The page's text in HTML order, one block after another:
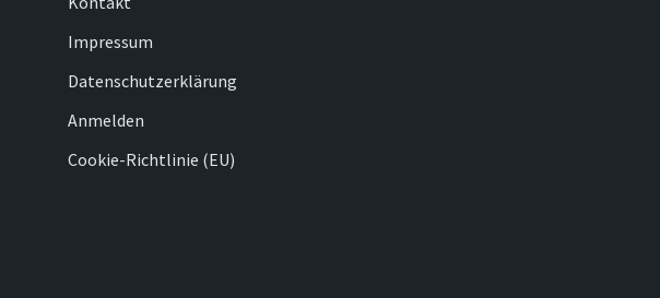
Impressum
Datenschutzerklärung
Anmelden
Cookie-Richtlinie (EU)